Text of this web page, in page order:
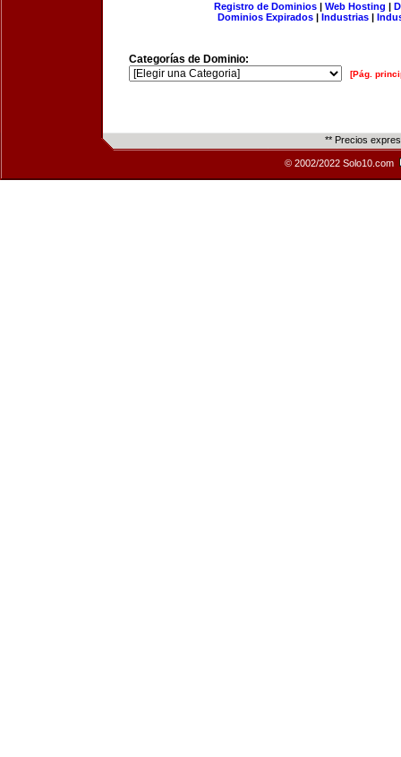
Registro de Dominios| Web Hosting |
Dominios Expirados | Industrias |
Categorías de Dominio:
[Pág.
** Precios
© 2002/2022 Solo10.com